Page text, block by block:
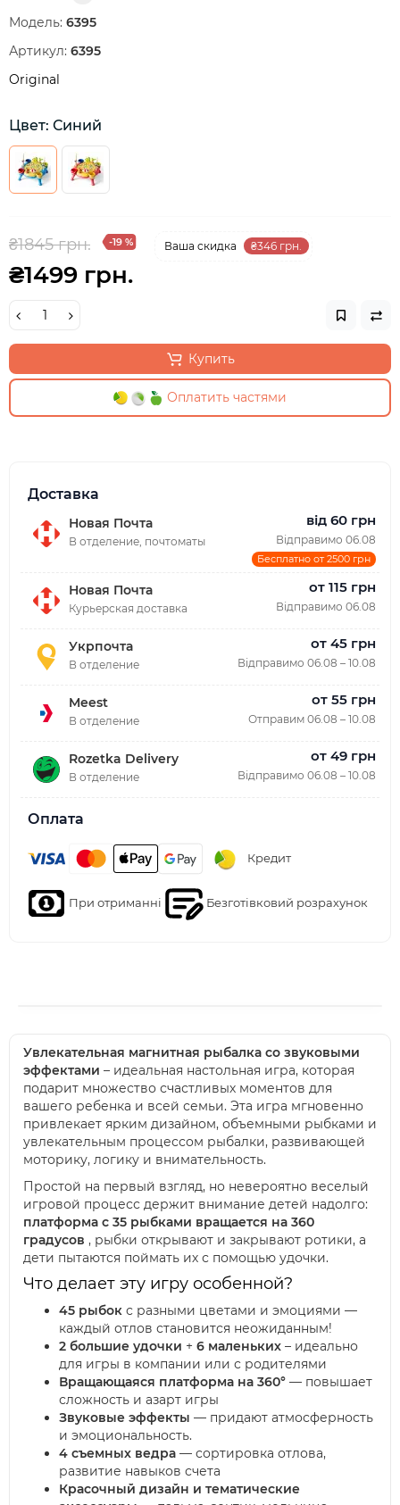
Модель: 6395
Артикул: 6395
Original
Цвет: Синий
₴1845 грн. -19 % Ваша cкидка ₴346 грн.
₴1499 грн.
Купить
Оплатить частями
Доставка
Новая Почта
В отделение, почтоматы
від 60 грн
Відправимо 06.08
Бесплатно от 2500 грн
Новая Почта
Курьерская доставка
от 115 грн
Відправимо 06.08
Укрпочта
В отделение
от 45 грн
Відправимо 06.08 – 10.08
Meest
В отделение
от 55 грн
Отправим 06.08 – 10.08
Rozetka Delivery
В отделение
от 49 грн
Відправимо 06.08 – 10.08
Оплата
Кредит
При отриманні Безготівковий розрахунок
Увлекательная магнитная рыбалка со звуковыми
эффектами – идеальная настольная игра, которая
подарит множество счастливых моментов для
вашего ребенка и всей семьи. Эта игра мгновенно
привлекает ярким дизайном, объемными рыбками и
увлекательным процессом рыбалки, развивающей
моторику, логику и внимательность.
Простой на первый взгляд, но невероятно веселый
игровой процесс держит внимание детей надолго:
платформа с 35 рыбками вращается на 360
градусов , рыбки открывают и закрывают ротики, а
дети пытаются поймать их с помощью удочки.
Что делает эту игру особенной?
45 рыбок с разными цветами и эмоциями —
каждый отлов становится неожиданным!
2 большие удочки + 6 маленьких – идеально
для игры в компании или с родителями
Вращающаяся платформа на 360° — повышает
сложность и азарт игры
Звуковые эффекты — придают атмосферность
и эмоциональность.
4 съемных ведра — сортировка отлова,
развитие навыков счета
Красочный дизайн и тематические